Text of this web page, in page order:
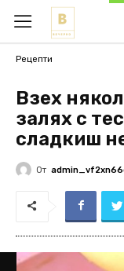
Рецепти
Взех
залях с
сладкиш
От